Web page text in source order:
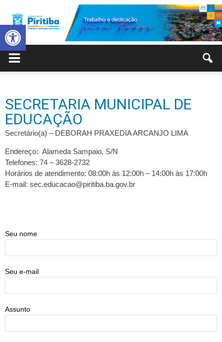
Abrir a barra de ferramentas
Municipal
de
SECRETARIA MUNICIPAL DE
EDUCAÇÃO
Secretário(a) – DEBORAH PRAXEDIA ARCANJO LIMA
Endereço: Alameda Sampaio, S/N
Telefones: 74 – 3628-2732
Horários de atendimento: 08:00h às 12:00h – 14:00h às 17:00h
E-mail: sec.educacao@piritiba.ba.gov.br
Seu nome
Seu e-mail
Assunto